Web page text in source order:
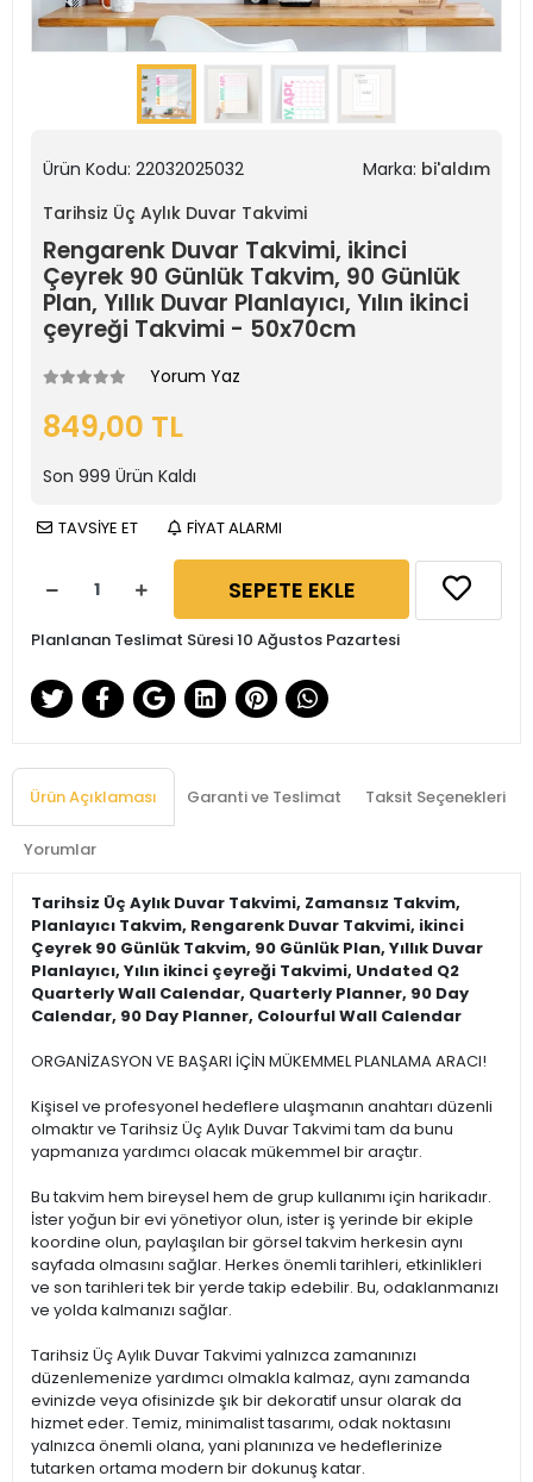
Ürün Kodu: 22032025032 Marka: bi'aldım
Tarihsiz Üç Aylık Duvar Takvimi
Rengarenk Duvar Takvimi, ikinci
Çeyrek 90 Günlük Takvim, 90 Günlük
Plan, Yıllık Duvar Planlayıcı, Yılın ikinci
çeyreği Takvimi - 50x70cm
Yorum Yaz
849,00 TL
Son 999 Ürün Kaldı
TAVSİYE ET FİYAT ALARMI
SEPETE EKLE
Planlanan Teslimat Süresi 10 Ağustos Pazartesi
Ürün Açıklaması Garanti ve Teslimat Taksit Seçenekleri
Yorumlar
Tarihsiz Üç Aylık Duvar Takvimi, Zamansız Takvim,
Planlayıcı Takvim, Rengarenk Duvar Takvimi, ikinci
Çeyrek 90 Günlük Takvim, 90 Günlük Plan, Yıllık Duvar
Planlayıcı, Yılın ikinci çeyreği Takvimi, Undated Q2
Quarterly Wall Calendar, Quarterly Planner, 90 Day
Calendar, 90 Day Planner, Colourful Wall Calendar
ORGANİZASYON VE BAŞARI İÇİN MÜKEMMEL PLANLAMA ARACI!
Kişisel ve profesyonel hedeflere ulaşmanın anahtarı düzenli
olmaktır ve Tarihsiz Üç Aylık Duvar Takvimi tam da bunu
yapmanıza yardımcı olacak mükemmel bir araçtır.
Bu takvim hem bireysel hem de grup kullanımı için harikadır.
İster yoğun bir evi yönetiyor olun, ister iş yerinde bir ekiple
koordine olun, paylaşılan bir görsel takvim herkesin aynı
sayfada olmasını sağlar. Herkes önemli tarihleri, etkinlikleri
ve son tarihleri tek bir yerde takip edebilir. Bu, odaklanmanızı
ve yolda kalmanızı sağlar.
Tarihsiz Üç Aylık Duvar Takvimi yalnızca zamanınızı
düzenlemenize yardımcı olmakla kalmaz, aynı zamanda
evinizde veya ofisinizde şık bir dekoratif unsur olarak da
hizmet eder. Temiz, minimalist tasarımı, odak noktasını
yalnızca önemli olana, yani planınıza ve hedeflerinize
tutarken ortama modern bir dokunuş katar.